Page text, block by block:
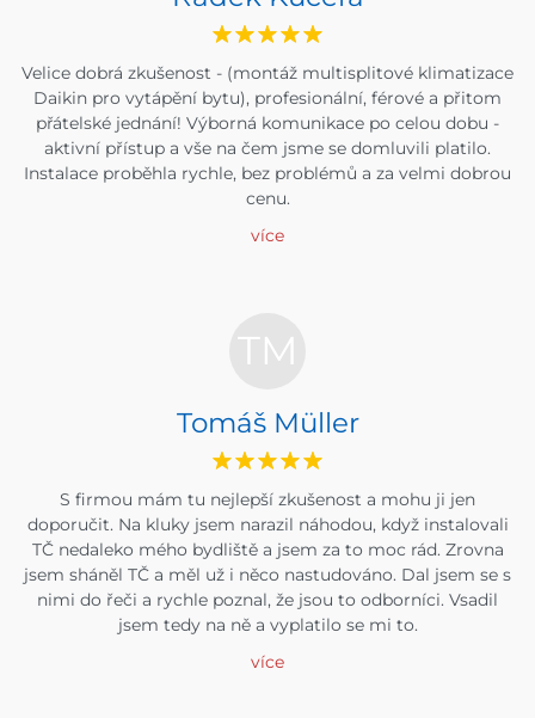
Velice dobrá zkušenost - (montáž multisplitové klimatizace
Daikin pro vytápění bytu), profesionální, férové a přitom
přátelské jednání! Výborná komunikace po celou dobu -
aktivní přístup a vše na čem jsme se domluvili platilo.
Instalace proběhla rychle, bez problémů a za velmi dobrou
cenu.
více
TM
Tomáš Müller
S firmou mám tu nejlepší zkušenost a mohu ji jen
doporučit. Na kluky jsem narazil náhodou, když instalovali
TČ nedaleko mého bydliště a jsem za to moc rád. Zrovna
jsem sháněl TČ a měl už i něco nastudováno. Dal jsem se s
nimi do řeči a rychle poznal, že jsou to odborníci. Vsadil
jsem tedy na ně a vyplatilo se mi to.
více